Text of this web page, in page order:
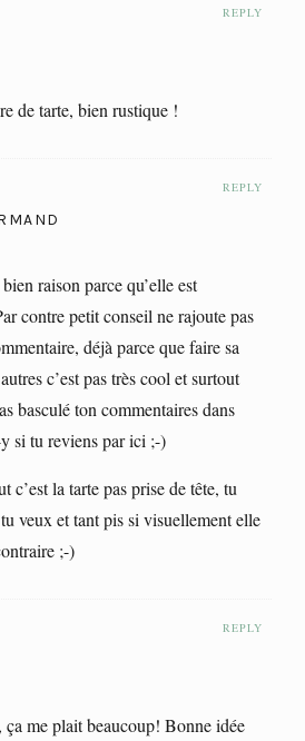
REPLY
de tarte, bien rustique !
REPLY
raison parce qu’elle est
contre petit conseil ne rajoute pas
déjà parce que faire sa
c’est pas très cool et surtout
basculé ton commentaires dans
si tu reviens par ici ;-)
c’est la tarte pas prise de tête, tu
veux et tant pis si visuellement elle
;-)
REPLY
ça me plait beaucoup! Bonne idée